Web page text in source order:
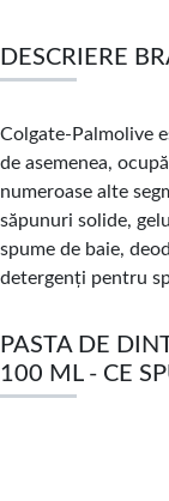
DESCRIERE
Colgate-Palmolive
de asemenea,
numeroase alte
săpunuri solide,
spume de baie,
detergenți pentru
PASTA DE
100 ML - CE